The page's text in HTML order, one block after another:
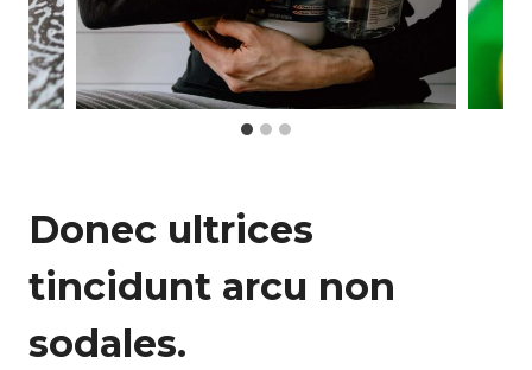
Donec ultrices
tincidunt arcu non
sodales.